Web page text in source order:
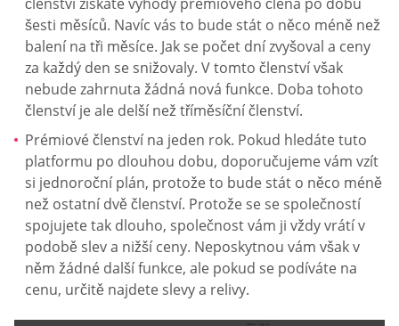
šesti měsíců. Navíc vás to bude stát o něco méně než
balení na tři měsíce. Jak se počet dní zvyšoval a ceny
za každý den se snižovaly. V tomto členství však
nebude zahrnuta žádná nová funkce. Doba tohoto
členství je ale delší než tříměsíční členství.
Prémiové členství na jeden rok. Pokud hledáte tuto
platformu po dlouhou dobu, doporučujeme vám vzít
si jednoroční plán, protože to bude stát o něco méně
než ostatní dvě členství. Protože se se společností
spojujete tak dlouho, společnost vám ji vždy vrátí v
podobě slev a nižší ceny. Neposkytnou vám však v
něm žádné další funkce, ale pokud se podíváte na
cenu, určitě najdete slevy a relivy.